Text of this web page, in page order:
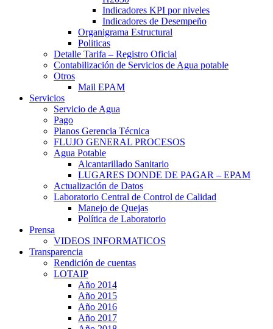
Indicadores KPI por niveles
Indicadores de Desempeño
Organigrama Estructural
Politicas
Detalle Tarifa – Registro Oficial
Contabilización de Servicios de Agua potable
Otros
Mail EPAM
Servicios
Servicio de Agua
Pago
Planos Gerencia Técnica
FLUJO GENERAL PROCESOS
Agua Potable
Alcantarillado Sanitario
LUGARES DONDE DE PAGAR – EPAM
Actualización de Datos
Laboratorio Central de Control de Calidad
Manejo de Quejas
Política de Laboratorio
Prensa
VIDEOS INFORMATICOS
Transparencia
Rendición de cuentas
LOTAIP
Año 2014
Año 2015
Año 2016
Año 2017